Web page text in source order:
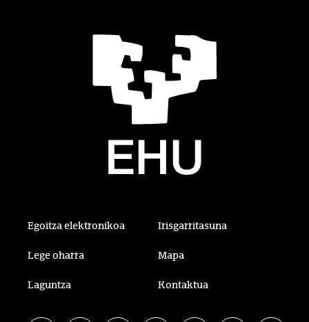
Egoitza elektronikoa Irisgarritasuna
Lege oharra Mapa
Laguntza Kontaktua